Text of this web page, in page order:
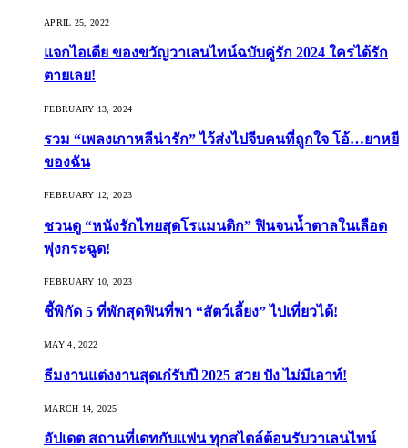
APRIL 25, 2022
แจกไอเดีย ของขวัญวาเลนไทน์ฉบับคู่รัก 2024 ใครได้รัก
ตายเลย!
FEBRUARY 13, 2024
รวม “เพลงเกาหลีน่ารัก” ไว้ส่งไปจีบคนที่ถูกใจ โอ้…ยาหยี
ของฉัน
FEBRUARY 12, 2023
ชวนดู “หนังรักไทยสุดโรแมนติก” ฟินจนน้ำตาลในเลือด
พุ่งกระฉูด!
FEBRUARY 10, 2023
ชี้พิกัด 5 ที่พักสุดฟินที่พา “สัตว์เลี้ยง” ไปเที่ยวได้!
MAY 4, 2022
ธีมงานแต่งงานสุดเก๋รับปี 2025 สวย ปัง ไม่มีเอาท์!
MARCH 14, 2025
อัปเดต สถานที่เดทกับแฟน ทุกสไตล์ต้อนรับวาเลนไทน์